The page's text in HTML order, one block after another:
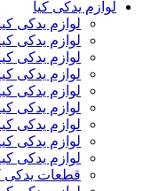
لوازم یدکی کیا
لوازم یدکی کیا
لوازم یدکی
لوازم یدکی
لوازم یدکی کیا
لوازم یدکی
لوازم یدکی
لوازم یدکی
لوازم یدکی کیا
لوازم یدکی
قطعات یدکی